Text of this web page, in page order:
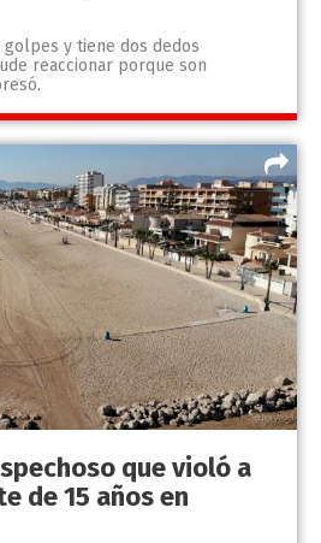
y tiene dos dedos
reaccionar porque son
que violó a
de 15 años en